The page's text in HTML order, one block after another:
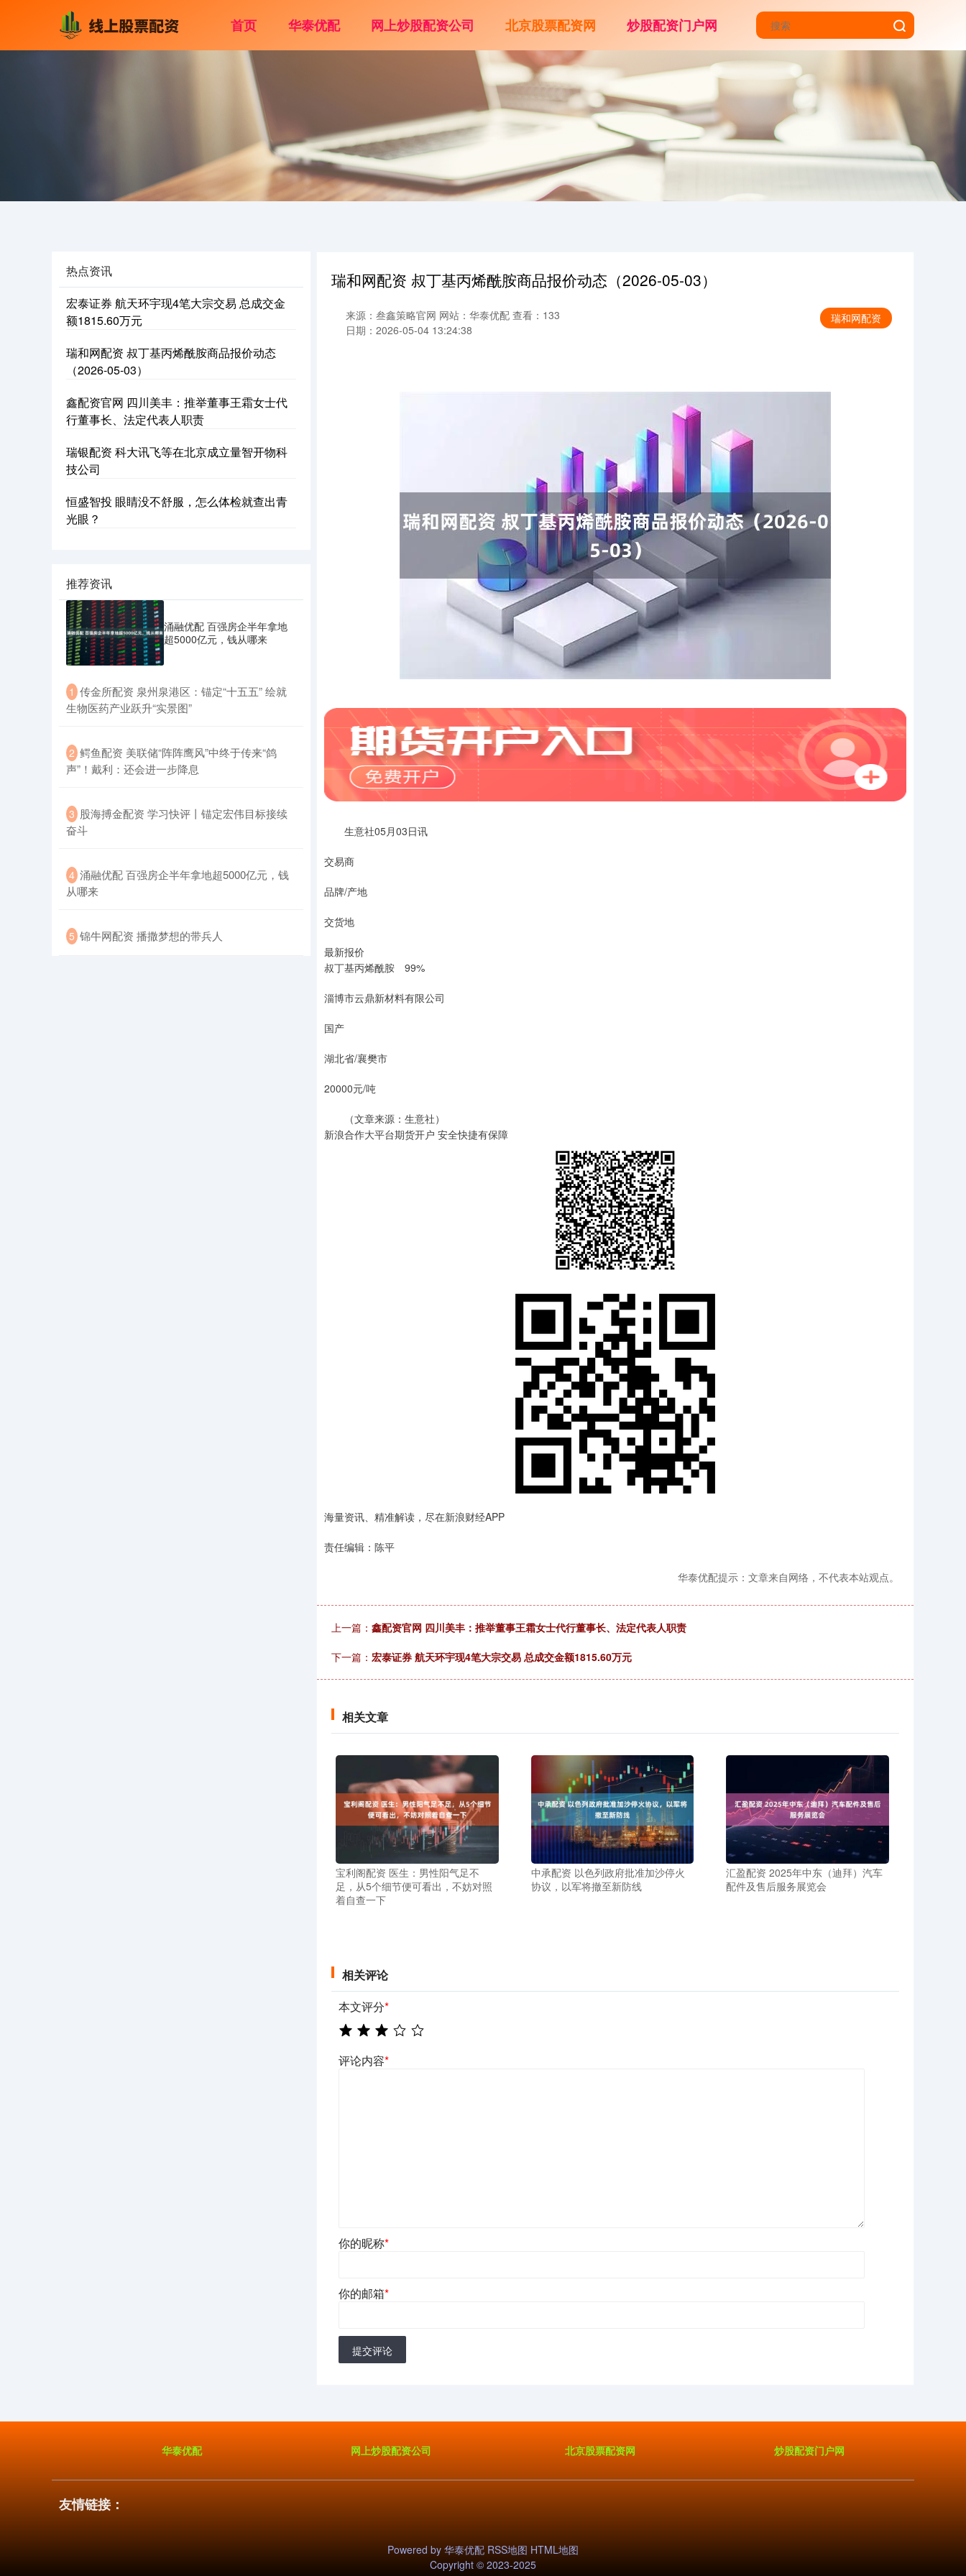
首页 华泰优配 网上炒股配资公司 北京股票配资网 炒股配资门户网
瑞和网配资 叔丁基丙烯酰胺商品报价动态（2026-05-03）
瑞和网配资
来源：叁鑫策略官网 网站：华泰优配 查看：133
日期：2026-05-04 13:24:38
生意社05月03日讯
交易商
品牌/产地
交货地
最新报价
叔丁基丙烯酰胺 99%
淄博市云鼎新材料有限公司
国产
湖北省/襄樊市
20000元/吨
（文章来源：生意社）
新浪合作大平台期货开户 安全快捷有保障
海量资讯、精准解读，尽在新浪财经APP
责任编辑：陈平
华泰优配提示：文章来自网络，不代表本站观点。
上一篇： 鑫配资官网 四川美丰：推举董事王霜女士代行董事长、法定代表人职责
下一篇： 宏泰证券 航天环宇现4笔大宗交易 总成交金额1815.60万元
相关文章
宝利阁配资 医生：男性阳气足不
足，从5个细节便可看出，不妨对照
着自查一下
中承配资 以色列政府批准加沙停火
协议，以军将撤至新防线
汇盈配资 2025年中东（迪拜）汽车
配件及售后服务展览会
相关评论
本文评分*
评论内容*
你的昵称*
你的邮箱*
提交评论
热点资讯
宏泰证券 航天环宇现4笔大宗交易 总成交金
额1815.60万元
瑞和网配资 叔丁基丙烯酰胺商品报价动态
（2026-05-03）
鑫配资官网 四川美丰：推举董事王霜女士代
行董事长、法定代表人职责
瑞银配资 科大讯飞等在北京成立量智开物科
技公司
恒盛智投 眼睛没不舒服，怎么体检就查出青
光眼？
推荐资讯
涌融优配 百强房企半年拿地
超5000亿元，钱从哪来
1 ​传金所配资 泉州泉港区：锚定“十五五” 绘就
生物医药产业跃升“实景图”
2 ​鳄鱼配资 美联储“阵阵鹰风”中终于传来“鸽
声”！戴利：还会进一步降息
3 ​股海搏金配资 学习快评丨锚定宏伟目标接续
奋斗
4 ​涌融优配 百强房企半年拿地超5000亿元，钱
从哪来
5 ​锦牛网配资 播撒梦想的带兵人
华泰优配 网上炒股配资公司 北京股票配资网 炒股配资门户网
友情链接：
Powered by 华泰优配 RSS地图 HTML地图
Copyright © 2023-2025